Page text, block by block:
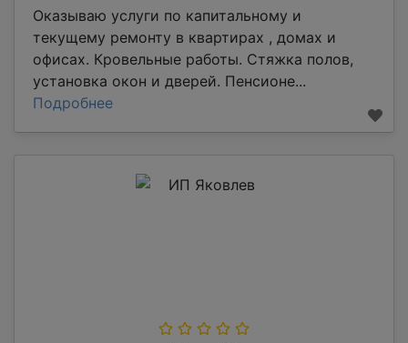
Оказываю услуги по капитальному и
текущему ремонту в квартирах , домах и
офисах. Кровельные работы. Стяжка полов,
установка окон и дверей. Пенсионе...
Подробнее